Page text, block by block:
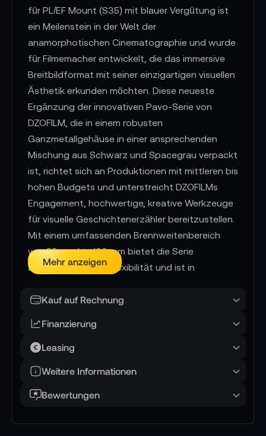
für PL/EF Mount (S35) mit blauer Vergütung ist
ein Meilenstein in der Welt der
anamorphotischen Cinematographie und wurde
für Filmemacher entwickelt, die das immersive
Breitbildformat mit seiner einzigartigen visuellen
Ästhetik erkunden möchten. Diese neueste
Ergänzung der innovativen Pavo-Serie von
DZOFILM, die in einem robusten
Ganzmetallgehäuse in einer ansprechenden
Mischung aus Schwarz und Spacegrau verpackt
ist, richtet sich an Produktionen mit mittleren bis
hohen Budgets und unterstreicht DZOFILMs
Engagement, hochwertige, kreative Werkzeuge
für visuelle Geschichtenerzähler bereitzustellen.
Mit einem umfassenden Brennweitenbereich
von 28 mm bis 100 mm bietet die Serie
außergewöhnliche Flexibilität und ist in
sogar für den Einsatz mit Vollformatkameras
Anamorphoten für das Super-35-Format und
zeichnen sich durch einen 2-fachen Squeeze-
beeindruckende Detailtiefe ermöglicht. Die
Mehr anzeigen
Kauf auf Rechnung
Finanzierung
Leasing
Weitere Informationen
Bewertungen